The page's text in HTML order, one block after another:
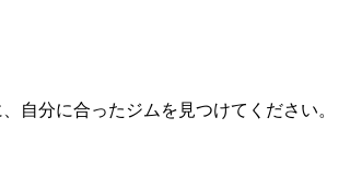
自分に合ったジムを見つけてください。